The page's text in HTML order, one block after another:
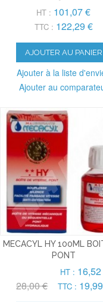
HT : 101,07 €
TTC : 122,29 €
AJOUTER AU PANIER
Ajouter à la liste
Ajouter au
MECACYL HY 100ML
PONT
28,00 €
HT :
TTC :